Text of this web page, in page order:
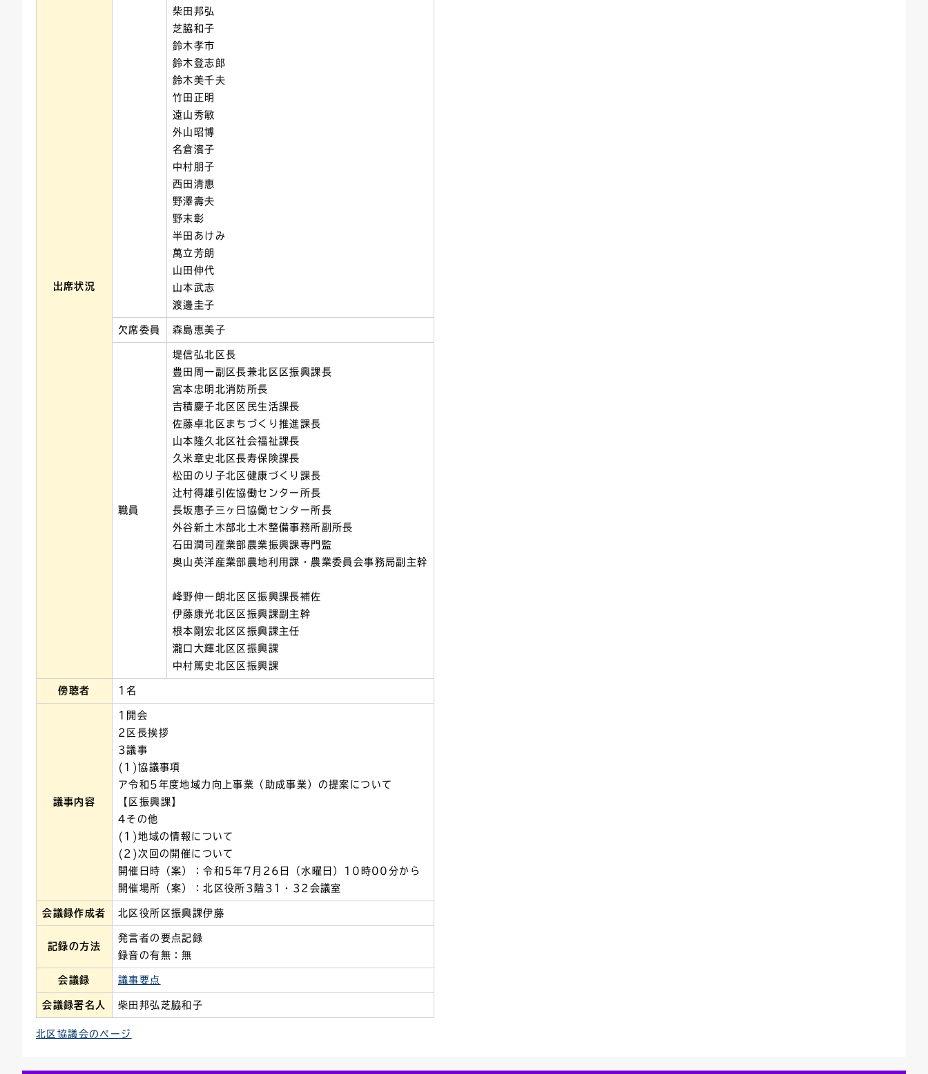
出席状況
柴田邦弘
芝脇和子
鈴木孝市
鈴木登志郎
鈴木美千夫
竹田正明
遠山秀敏
外山昭博
名倉濱子
中村朋子
西田清惠
野澤壽夫
野末彰
半田あけみ
萬立芳朗
山田伸代
山本武志
渡邊圭子
欠席委員 森島恵美子
職員
堤信弘北区長
豊田周一副区長兼北区区振興課長
宮本忠明北消防所長
吉積慶子北区区民生活課長
佐藤卓北区まちづくり推進課長
山本隆久北区社会福祉課長
久米章史北区長寿保険課長
松田のり子北区健康づくり課長
辻村得雄引佐協働センター所長
長坂惠子三ヶ日協働センター所長
外谷新土木部北土木整備事務所副所長
石田潤司産業部農業振興課専門監
奥山英洋産業部農地利用課・農業委員会事務局副主幹
峰野伸一朗北区区振興課長補佐
伊藤康光北区区振興課副主幹
根本剛宏北区区振興課主任
瀧口大輝北区区振興課
中村篤史北区区振興課
傍聴者 1名
議事内容
1開会
2区長挨拶
3議事
(1)協議事項
ア令和5年度地域力向上事業（助成事業）の提案について
【区振興課】
4その他
(1)地域の情報について
(2)次回の開催について
開催日時（案）：令和5年7月26日（水曜日）10時00分から
開催場所（案）：北区役所3階31・32会議室
会議録作成者 北区役所区振興課伊藤
記録の方法
発言者の要点記録
録音の有無：無
会議録 議事要点
会議録署名人 柴田邦弘芝脇和子
北区協議会のページ